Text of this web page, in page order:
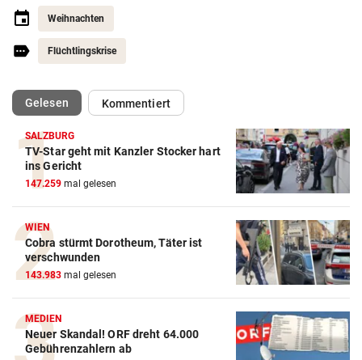
Weihnachten
Flüchtlingskrise
Gelesen(ausgewählt)Kommentiert
SALZBURG
TV-Star geht mit Kanzler Stocker hart
ins Gericht
147.259 mal gelesen
WIEN
Cobra stürmt Dorotheum, Täter ist
verschwunden
143.983 mal gelesen
MEDIEN
Neuer Skandal! ORF dreht 64.000
Gebührenzahlern ab